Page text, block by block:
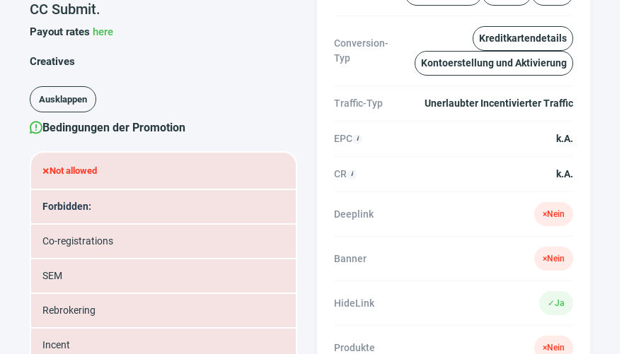
CC Submit.
Payout rates here
Creatives
Ausklappen
Bedingungen der Promotion
×Not allowed
Forbidden:
Co-registrations
SEM
Rebrokering
Incent
Conversion-
Typ
Kreditkartendetails
Kontoerstellung und Aktivierung
Traffic-Typ Unerlaubter Incentivierter Traffic
EPC k.A.
CR k.A.
Deeplink ×Nein
Banner ×Nein
HideLink ✓Ja
Produkte ×Nein